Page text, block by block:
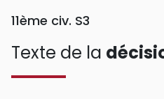
11ème civ. S3
Texte de la